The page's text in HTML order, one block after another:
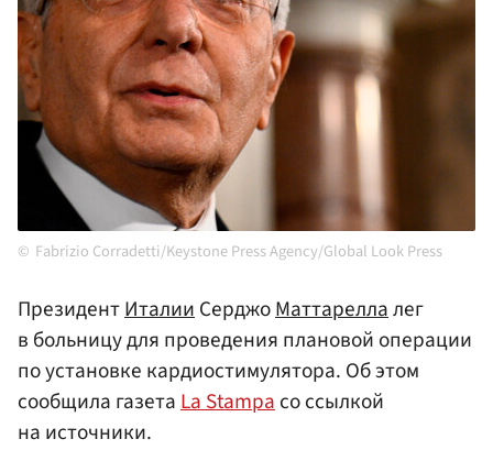
Fabrizio Corradetti/Keystone Press Agency/Global Look Press
ПрезидентИталииСерджоМаттареллалег
в больницу для проведения плановой операции
по установке кардиостимулятора. Об этом
сообщила газетаLa Stampaсо ссылкой
на источники.